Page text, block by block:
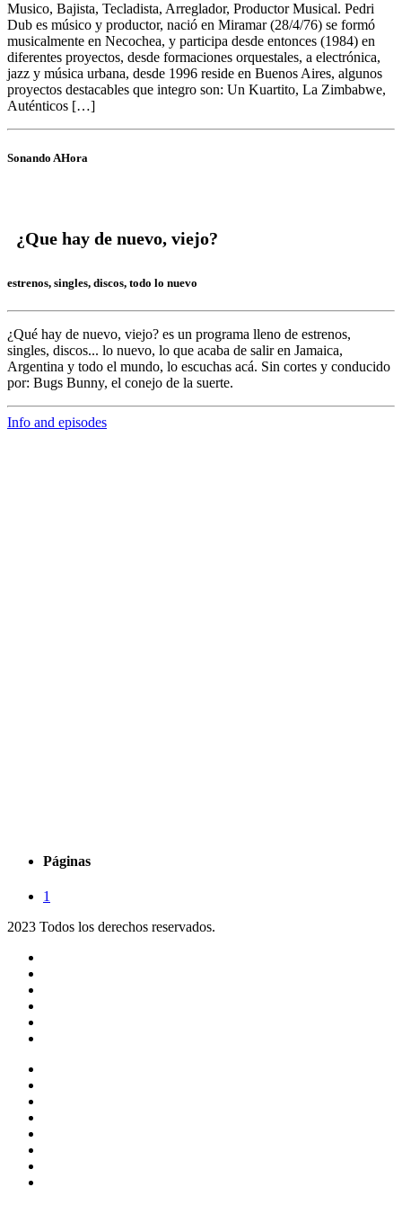
Musico, Bajista, Tecladista, Arreglador, Productor Musical. Pedri
Dub es músico y productor, nació en Miramar (28/4/76) se formó
musicalmente en Necochea, y participa desde entonces (1984) en
diferentes proyectos, desde formaciones orquestales, a electrónica,
jazz y música urbana, desde 1996 reside en Buenos Aires, algunos
proyectos destacables que integro son: Un Kuartito, La Zimbabwe,
Auténticos […]
Sonando AHora
¿Que hay de nuevo, viejo?
estrenos, singles, discos, todo lo nuevo
¿Qué hay de nuevo, viejo? es un programa lleno de estrenos,
singles, discos... lo nuevo, lo que acaba de salir en Jamaica,
Argentina y todo el mundo, lo escuchas acá. Sin cortes y conducido
por: Bugs Bunny, el conejo de la suerte.
Info and episodes
Páginas
1
2023 Todos los derechos reservados.